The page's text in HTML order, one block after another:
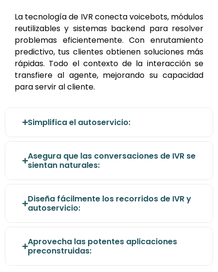
La tecnología de IVR conecta voicebots, módulos
reutilizables y sistemas backend para resolver
problemas eficientemente. Con enrutamiento
predictivo, tus clientes obtienen soluciones más
rápidas. Todo el contexto de la interacción se
transfiere al agente, mejorando su capacidad
para servir al cliente.
Simplifica el autoservicio:
Asegura que las conversaciones de IVR se
sientan naturales:
Diseña fácilmente los recorridos de IVR y
autoservicio:
Aprovecha las potentes aplicaciones
preconstruidas: